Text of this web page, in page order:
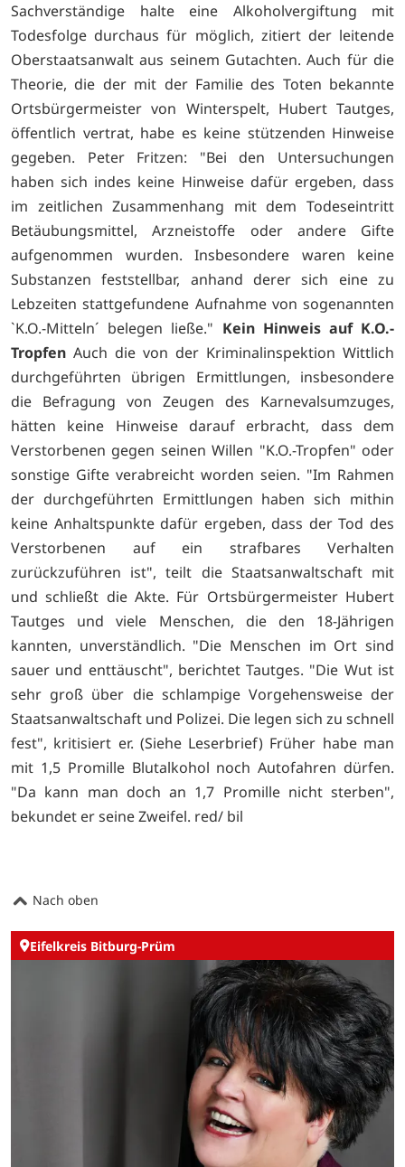
Sachverständige halte eine Alkoholvergiftung mit
Todesfolge durchaus für möglich, zitiert der leitende
Oberstaatsanwalt aus seinem Gutachten. Auch für die
Theorie, die der mit der Familie des Toten bekannte
Ortsbürgermeister von Winterspelt, Hubert Tautges,
öffentlich vertrat, habe es keine stützenden Hinweise
gegeben. Peter Fritzen: "Bei den Untersuchungen
haben sich indes keine Hinweise dafür ergeben, dass
im zeitlichen Zusammenhang mit dem Todeseintritt
Betäubungsmittel, Arzneistoffe oder andere Gifte
aufgenommen wurden. Insbesondere waren keine
Substanzen feststellbar, anhand derer sich eine zu
Lebzeiten stattgefundene Aufnahme von sogenannten
`K.O.-Mitteln´ belegen ließe." Kein Hinweis auf K.O.-
Tropfen Auch die von der Kriminalinspektion Wittlich
durchgeführten übrigen Ermittlungen, insbesondere
die Befragung von Zeugen des Karnevalsumzuges,
hätten keine Hinweise darauf erbracht, dass dem
Verstorbenen gegen seinen Willen "K.O.-Tropfen" oder
sonstige Gifte verabreicht worden seien. "Im Rahmen
der durchgeführten Ermittlungen haben sich mithin
keine Anhaltspunkte dafür ergeben, dass der Tod des
Verstorbenen auf ein strafbares Verhalten
zurückzuführen ist", teilt die Staatsanwaltschaft mit
und schließt die Akte. Für Ortsbürgermeister Hubert
Tautges und viele Menschen, die den 18-Jährigen
kannten, unverständlich. "Die Menschen im Ort sind
sauer und enttäuscht", berichtet Tautges. "Die Wut ist
sehr groß über die schlampige Vorgehensweise der
Staatsanwaltschaft und Polizei. Die legen sich zu schnell
fest", kritisiert er. (Siehe Leserbrief) Früher habe man
mit 1,5 Promille Blutalkohol noch Autofahren dürfen.
"Da kann man doch an 1,7 Promille nicht sterben",
bekundet er seine Zweifel. red/ bil
Nach oben
Eifelkreis Bitburg-Prüm